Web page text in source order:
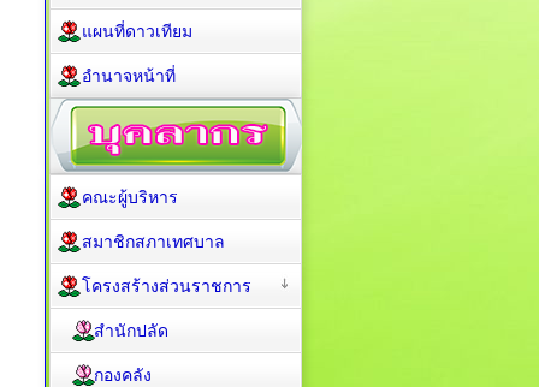
แผนที่ดาวเทียม
อำนาจหน้าที่
คณะผู้บริหาร
สมาชิกสภาเทศบาล
โครงสร้างส่วนราชการ
สำนักปลัด
กองคลัง